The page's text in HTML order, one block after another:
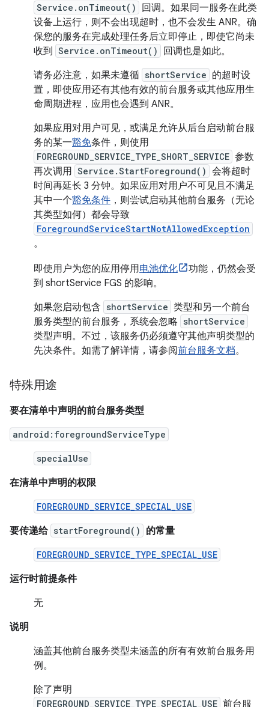
Service.onTimeout()
回调。如果同一服务在此类
设备上运行，则不会出现超时，也不会发生 ANR。确
保您的服务在完成处理任务后立即停止，即使它尚未
收到 Service.onTimeout()
回调也是如此。
请务必注意，如果未遵循 shortService 的超时设
置，即使应用还有其他有效的前台服务或其他应用生
命周期进程，应用也会遇到 ANR。
如果应用对用户可见，或满足允许从后台启动前台服
务的某一豁免条件，则使用
FOREGROUND_SERVICE_TYPE_SHORT_SERVICE 参数
再次调用 Service.StartForeground() 会将超时
时间再延长 3 分钟。如果应用对用户不可见且不满足
其中一个豁免条件 ，则尝试启动其他前台服务（无论
其类型如何）都会导致
ForegroundServiceStartNotAllowedException
。
即使用户为您的应用停用电池优化
功能，仍然会受
到 shortService FGS 的影响。
如果您启动包含 shortService 类型和另一个前台
服务类型的前台服务，系统会忽略 shortService
类型声明。不过，该服务仍必须遵守其他声明类型的
先决条件。如需了解详情，请参阅前台服务文档。
特殊用途
要在清单中声明的前台服务类型
android:foregroundServiceType
specialUse
在清单中声明的权限
FOREGROUND_SERVICE_SPECIAL_USE
要传递给 startForeground() 的常量
FOREGROUND_SERVICE_TYPE_SPECIAL_USE
运行时前提条件
无
说明
涵盖其他前台服务类型未涵盖的所有有效前台服务用
例。
除了声明
FOREGROUND_SERVICE_TYPE_SPECIAL_USE 前台服